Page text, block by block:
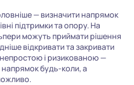
— визначити напрямок
підтримки та опору. На
можуть приймати рішення
відкривати та закривати
непростою і ризикованою —
будь-коли, а